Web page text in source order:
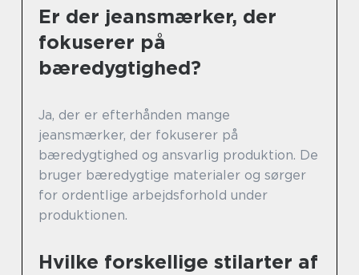
Er der jeansmærker, der
fokuserer på
bæredygtighed?
Ja, der er efterhånden mange
jeansmærker, der fokuserer på
bæredygtighed og ansvarlig produktion. De
bruger bæredygtige materialer og sørger
for ordentlige arbejdsforhold under
produktionen.
Hvilke forskellige stilarter af